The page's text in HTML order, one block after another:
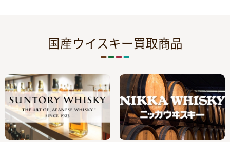
国産ウイスキー買取商品